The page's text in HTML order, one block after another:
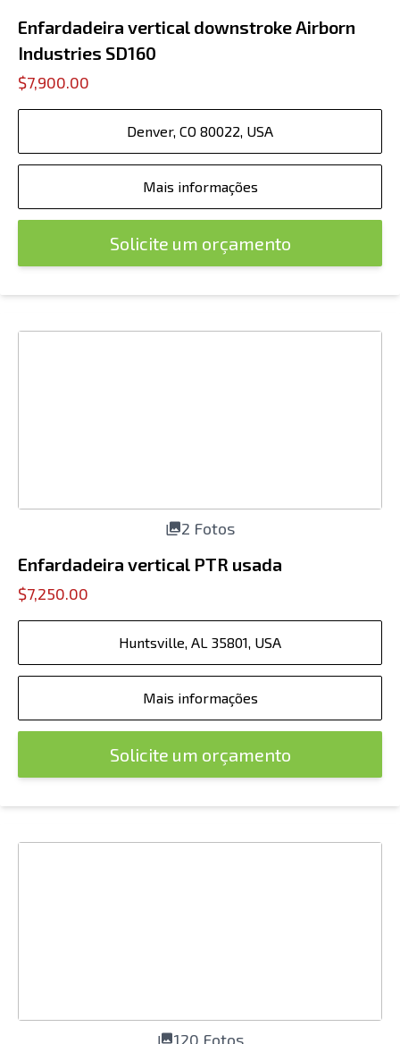
Enfardadeira vertical downstroke Airborn
Industries SD160
$7,900.00
Denver, CO 80022, USA
Mais informações
Solicite um orçamento
2 Fotos
Enfardadeira vertical PTR usada
$7,250.00
Huntsville, AL 35801, USA
Mais informações
Solicite um orçamento
120 Fotos